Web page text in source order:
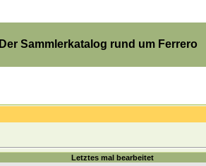
Der Sammlerkatalog rund um Ferrero
Letztes mal bearbeitet